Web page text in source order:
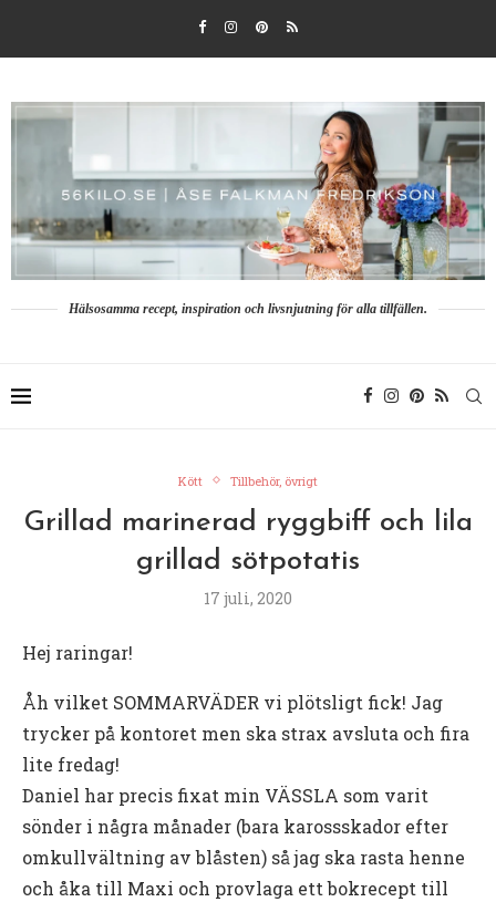
Hälsosamma recept, inspiration och livsnjutning för alla tillfällen.
Kött Tillbehör, övrigt
Grillad marinerad ryggbiff och lila
grillad sötpotatis
17 juli, 2020
Hej raringar!
Åh vilket SOMMARVÄDER vi plötsligt fick! Jag
trycker på kontoret men ska strax avsluta och fira
lite fredag!
Daniel har precis fixat min VÄSSLA som varit
sönder i några månader (bara karossskador efter
omkullvältning av blåsten) så jag ska rasta henne
och åka till Maxi och provlaga ett bokrecept till